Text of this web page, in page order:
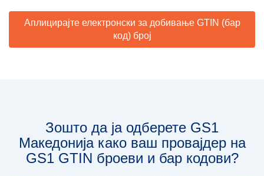
Аплицирајте електронски за добивање GTIN (бар
код) број
Зошто да ја одберете GS1
Македонија како ваш провајдер на
GS1 GTIN броеви и бар кодови?